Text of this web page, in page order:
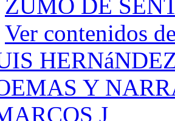
ZUMO DE
Ver contenidos
Y
J